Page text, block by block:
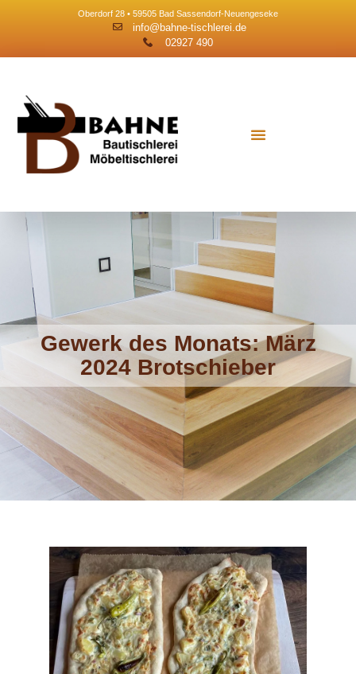
Oberdorf 28 • 59505 Bad Sassendorf-Neuengeseke
info@bahne-tischlerei.de
02927 490
Gewerk des Monats: März
2024 Brotschieber